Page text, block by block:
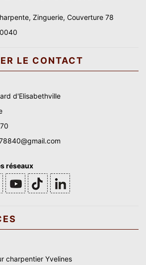
Zinguerie, Couverture 78
LE CONTACT
d'Elisabethville
réseaux
charpentier Yvelines